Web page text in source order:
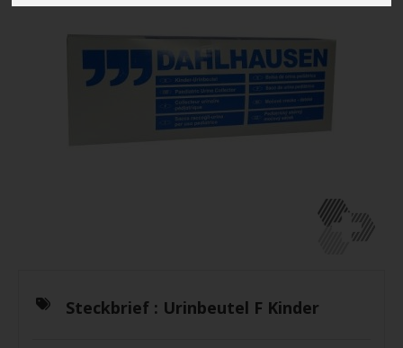
Steckbrief : Urinbeutel F Kinder